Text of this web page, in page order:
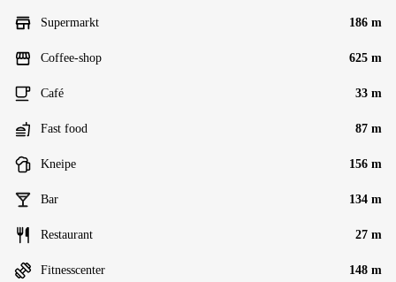
Supermarkt 186 m
Coffee-shop 625 m
Café 33 m
Fast food 87 m
Kneipe 156 m
Bar 134 m
Restaurant 27 m
Fitnesscenter 148 m